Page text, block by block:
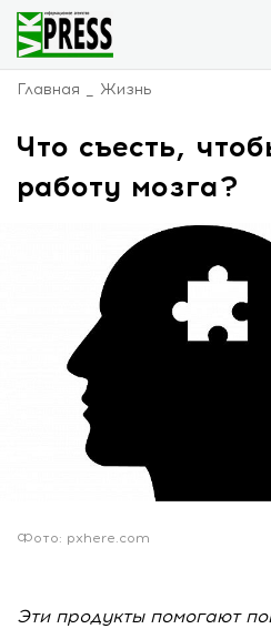
Главная Жизнь
Что съесть,
работу мозга?
Фото: pxhere.com
Эти продукты помогают